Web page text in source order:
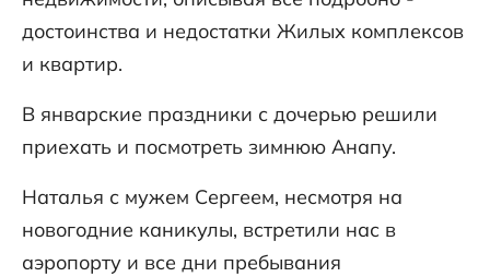
достоинства и недостатки Жилых комплексов
и квартир.
В январские праздники с дочерью решили
приехать и посмотреть зимнюю Анапу.
Наталья с мужем Сергеем, несмотря на
новогодние каникулы, встретили нас в
аэропорту и все дни пребывания